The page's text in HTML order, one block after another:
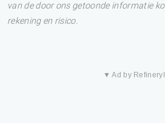
van de door ons getoonde informatie
rekening en risico.
▼ Ad by